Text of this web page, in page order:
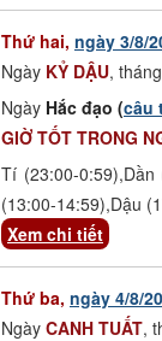
Thứ hai, ngày 3/8/
Ngày KỶ DẬU, tháng
Ngày Hắc đạo (câu
GIỜ TỐT TRONG
Tí (23:00-0:59),Dần
(13:00-14:59),Dậu
Xem chi tiết
Thứ ba, ngày 4/8/
Ngày CANH TUẤT,